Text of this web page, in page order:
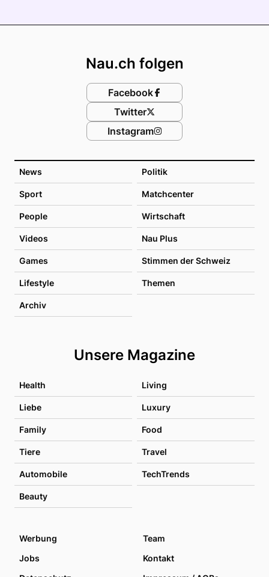
News Politik
Sport Matchcenter
People Wirtschaft
Videos Nau Plus
Games Stimmen der Schweiz
Lifestyle Themen
Archiv
Unsere Magazine
Health Living
Liebe Luxury
Family Food
Tiere Travel
Automobile TechTrends
Beauty
Nau.ch folgen
Facebook
Twitter
Instagram
Werbung
Team
Jobs
Kontakt